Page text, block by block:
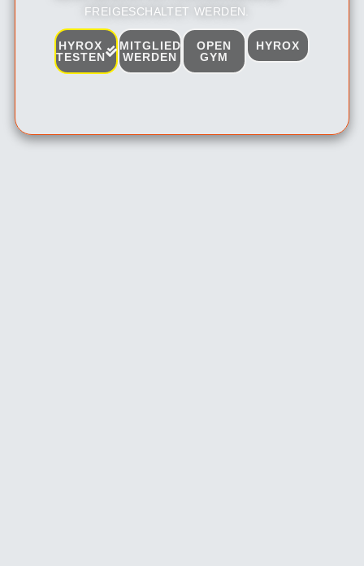
REIGESCHALTET WERDEN.
HYROX
TESTEN
MITGLIED
WERDEN
OPEN
GYM
HYROX